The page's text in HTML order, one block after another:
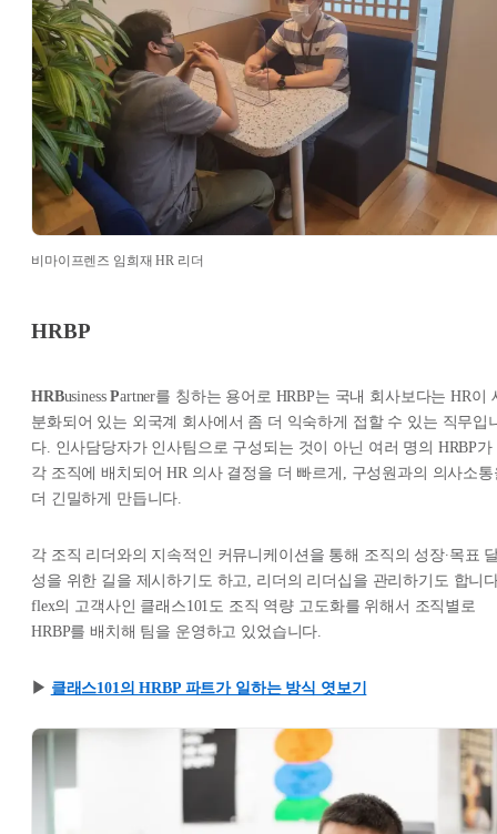
비마이프렌즈 임희재 HR 리더
HRBP
HRBusinessPartner를 칭하는 용어로 HRBP는 국내 회사보다는 HR이
분화되어 있는 외국계 회사에서 좀 더 익숙하게 접할 수 있는 직무입
다. 인사담당자가 인사팀으로 구성되는 것이 아닌 여러 명의 HRBP가
각 조직에 배치되어 HR 의사 결정을 더 빠르게, 구성원과의 의사소통
더 긴밀하게 만듭니다.
각 조직 리더와의 지속적인 커뮤니케이션을 통해 조직의 성장∙목표
성을 위한 길을 제시하기도 하고, 리더의 리더십을 관리하기도 합니
flex의 고객사인 클래스101도 조직 역량 고도화를 위해서 조직별로
HRBP를 배치해 팀을 운영하고 있었습니다.
▶︎ 클래스101의 HRBP 파트가 일하는 방식 엿보기